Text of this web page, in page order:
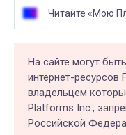
Читайте «Мою
На сайте могут
интернет-ресурсов
владельцем
Platforms Inc.,
Российской